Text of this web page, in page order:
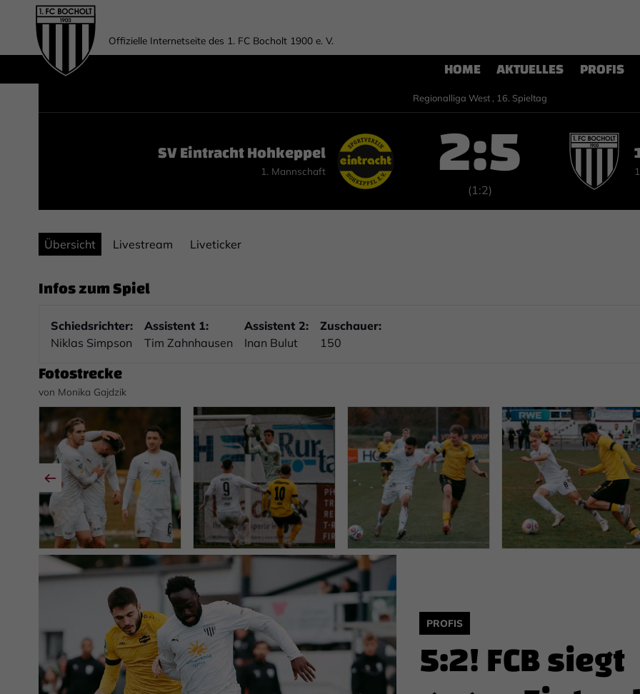
Offizielle Internetseite des 1. FC Bocholt 1900 e. V.
HOME AKTUELLES PROFIS
Regionalliga West , 16. Spieltag
SV Eintracht Hohkeppel
1. Mannschaft 2:5
(1:2)
Übersicht Livestream Liveticker
Infos zum Spiel
Schiedsrichter:
Niklas Simpson
Assistent 1:
Tim Zahnhausen
Assistent 2:
Inan Bulut
Zuschauer:
150
Fotostrecke
von Monika Gajdzik
PROFIS
5:2! FCB siegt